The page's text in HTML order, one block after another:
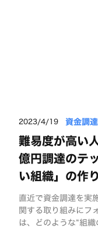
2023/4/19 資金調
難易度が高い
億円調達のテ
い組織」の作
直近で資金調達を実
関する取り組みにフ
は、どのような“組